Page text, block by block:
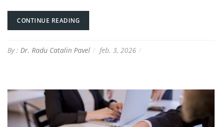
CONTINUE READING
By : Dr. Radu Catalin Pavel feb. 3, 2026